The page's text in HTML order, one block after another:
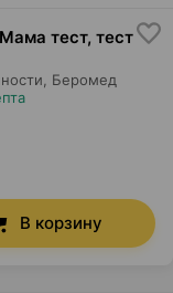
тест, тест
Беромед
В корзину